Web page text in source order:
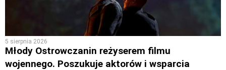
5 sierpnia 2026
Młody Ostrowczanin reżyserem filmu
wojennego. Poszukuje aktorów i wsparcia